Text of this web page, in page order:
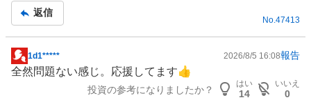
返信
No. 47413
掲
示
1d1***** 2026/8/5 16:08報告
全然問題ない感じ。応援してます👍
投資の参考になりましたか？
はい
14
いいえ
0